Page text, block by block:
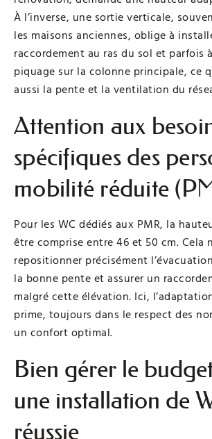
À l’inverse, une sortie verticale,
les maisons anciennes, oblige à
raccordement au ras du sol et parfois
piquage sur la colonne principale, ce
aussi la pente et la ventilation du
Attention aux
spécifiques des
mobilité réduite
Pour les WC dédiés aux PMR, la
être comprise entre 46 et 50 cm. Cela
repositionner précisément
la bonne pente et assurer un
malgré cette élévation. Ici,
prime, toujours dans le respect des
un confort optimal.
Bien gérer le
une installation de
réussie